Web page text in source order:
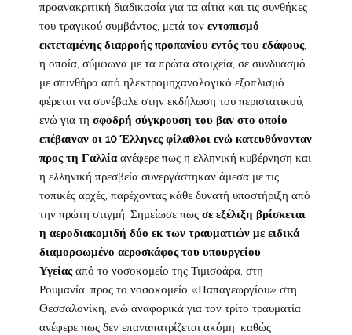
προανακριτική διαδικασία για τα αίτια και τις συνθήκες
του τραγικού συμβάντος, μετά τονεντοπισμό
εκτεταμένης διαρροής προπανίου εντός του εδάφους,
η οποία, σύμφωνα με τα πρώτα στοιχεία, σε συνδυασμό
με σπινθήρα από ηλεκτρομηχανολογικό εξοπλισμό
φέρεται να συνέβαλε στην εκδήλωση του περιστατικού,
ενώ για τησφοδρή σύγκρουση του βαν στο οποίο
επέβαιναν οι 10 Έλληνες φίλαθλοι ενώ κατευθύνονταν
προς τη Γαλλίαανέφερε πως η ελληνική κυβέρνηση και
η ελληνική πρεσβεία συνεργάστηκαν άμεσα με τις
τοπικές αρχές, παρέχοντας κάθε δυνατή υποστήριξη από
την πρώτη στιγμή. Σημείωσε πωςσε εξέλιξη βρίσκεται
η αεροδιακομιδή δύο εκ των τραυματιών με ειδικά
διαμορφωμένο αεροσκάφος του υπουργείου
Υγείαςαπό το νοσοκομείο της Τιμισοάρα, στη
Ρουμανία, προς το νοσοκομείο «Παπαγεωργίου» στη
Θεσσαλονίκη, ενώ αναφορικά για τον τρίτο τραυματία
ανέφερε πως δεν επαναπατρίζεται ακόμη, καθώς